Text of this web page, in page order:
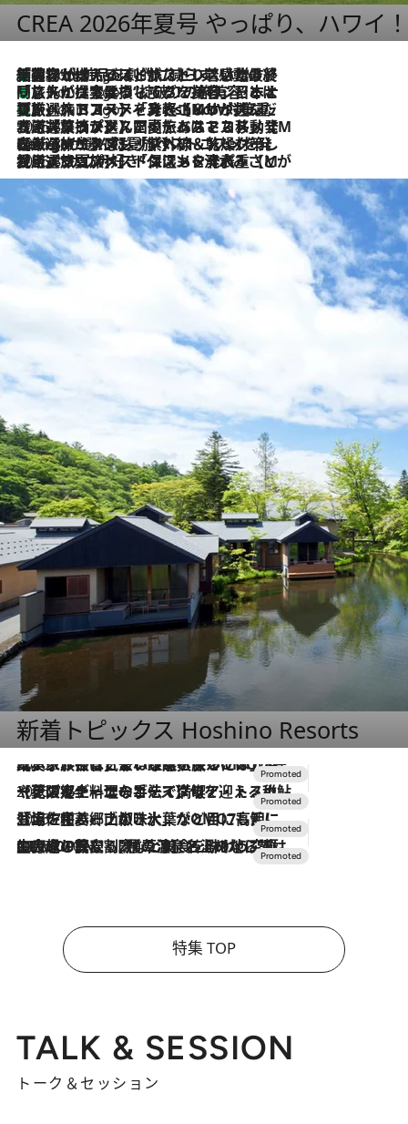
CREA 2026年夏号 やっぱり、ハワイ
7 Hours Ago
「荷物が増えるほど旅ストレスは増す」美容ジャーナリストがたどり着いた最終結論。“化粧品を劇的に減らす”感動の凝縮美容とは
7 Hours Ago
「旅先には金髪ウィッグを持参」日本と同じメイクでは損してる!? 美容ジャーナリストが提案する“掟破りの旅美容”とは
7 Hours Ago
【厳選旅コスメ】「身軽さ＆UV対策重視！」ヘアアーティストshucoが選んだ夏旅ベストコスメを発表【Mサイズジップ】
2026.8.5
【厳選旅コスメ】国内をあちこち移動する河井菜摘が選んだ夏旅ベストコスメ発表！「リラックスアイテムはマスト」【Mサイズジップ】
2026.8.4
【厳選旅コスメ】「紫外線＆乾燥対策しながらメイク感も！」ヘア＆メイクGeorgeが選んだ夏旅ベストコスメを発表！【Mサイズジップ】
2026.8.3
【厳選旅コスメ】「保湿もタイパ重視！」“サウナ好き”タレント清水みさとが愛用する夏旅ベストコスメを発表！【Mサイズジップ】
新着トピックス Hoshino Resorts
2026.7.31
【ホテル帰省】という選択肢をOMOが提案。家族とほどよい距離を保つには「昼は実家、夜は気兼ねなくホテルで！」
2026.7.24
【夏限定ディナーコース】旬を迎える稚鮎や花ズッキーニなどをイタリア・トスカーナの郷土料理の手法で満喫！
2026.7.17
「土佐和ハーブかき氷」がOMO7高知に登場！生姜、山椒、大葉など目にも舌にも涼を呼ぶ郷土の味
2026.7.10
NEW OPEN！【界 草津】名湯の地に誕生。趣の異なる2種の温泉と上州ならではの会席・蕎麦割烹など美食を味わう究極の癒やし旅
特集 TOP
TALK & SESSION
トーク＆セッション